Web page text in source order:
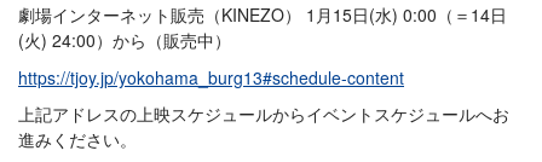
劇場インターネット販売（KINEZO） 1月15日(水) 0:00（＝14日
(火) 24:00）から（販売中）
https://tjoy.jp/yokohama_burg13#schedule-content
上記アドレスの上映スケジュールからイベントスケジュールへお
進みください。